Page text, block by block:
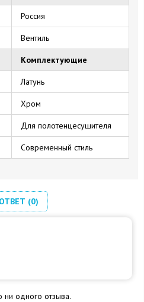
Россия
Вентиль
Комплектующие
Латунь
Хром
Для полотенцесушителя
Современный стиль
(0)
одного отзыва.